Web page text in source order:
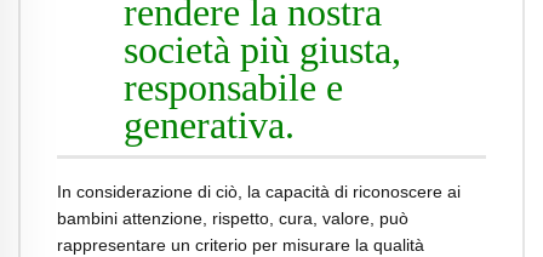
rendere la nostra
società più giusta,
responsabile e
generativa.
In considerazione di ciò, la capacità di riconoscere ai
bambini attenzione, rispetto, cura, valore, può
rappresentare un criterio per misurare la qualità